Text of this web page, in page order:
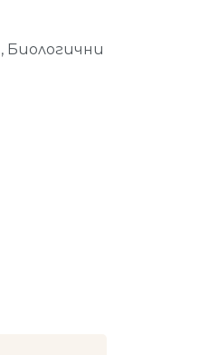
, Биологични